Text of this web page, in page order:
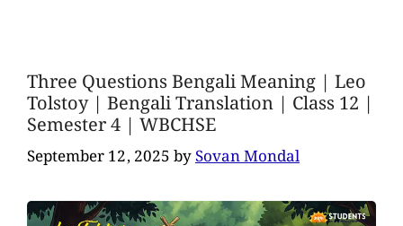
Three Questions Bengali Meaning | Leo
Tolstoy | Bengali Translation | Class 12 |
Semester 4 | WBCHSE
September 12, 2025bySovan Mondal